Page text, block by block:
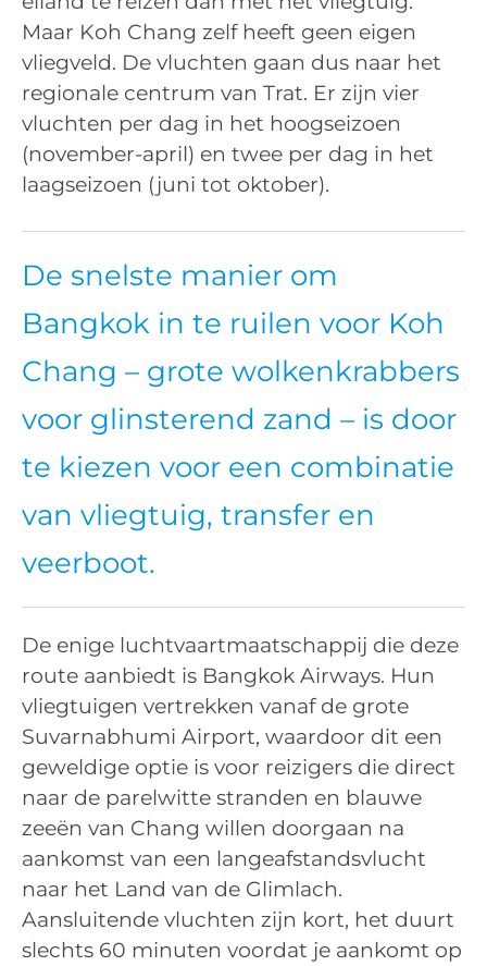
Maar Koh Chang zelf heeft geen eigen
vliegveld. De vluchten gaan dus naar het
regionale centrum van Trat. Er zijn vier
vluchten per dag in het hoogseizoen
(november-april) en twee per dag in het
laagseizoen (juni tot oktober).
De snelste manier om
Bangkok in te ruilen voor Koh
Chang – grote wolkenkrabbers
voor glinsterend zand – is door
te kiezen voor een combinatie
van vliegtuig, transfer en
veerboot.
De enige luchtvaartmaatschappij die deze
route aanbiedt is Bangkok Airways. Hun
vliegtuigen vertrekken vanaf de grote
Suvarnabhumi Airport, waardoor dit een
geweldige optie is voor reizigers die direct
naar de parelwitte stranden en blauwe
zeeën van Chang willen doorgaan na
aankomst van een langeafstandsvlucht
naar het Land van de Glimlach.
Aansluitende vluchten zijn kort, het duurt
slechts 60 minuten voordat je aankomt op